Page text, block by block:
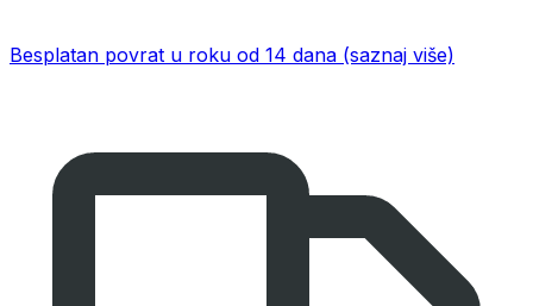
Besplatan povrat u roku od 14 dana (saznaj više)